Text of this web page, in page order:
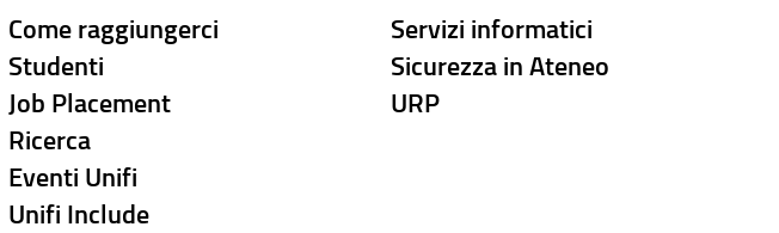
Come raggiungerci
Studenti
Job Placement
Ricerca
Eventi Unifi
Unifi Include
Servizi informatici
Sicurezza in Ateneo
URP